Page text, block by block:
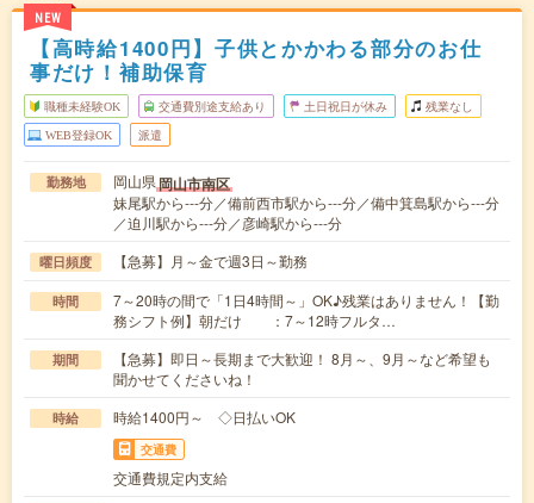
NEW
【高時給1400円】子供とかかわる部分のお仕
事だけ！補助保育
職種未経験OK 交通費別途支給あり 土日祝日が休み 残業なし
WEB登録OK 派遣
勤務地 岡山県岡山市南区
妹尾駅から---分／備前西市駅から---分／備中箕島駅から---分
／迫川駅から---分／彦崎駅から---分
曜日頻度 【急募】月～金で週3日～勤務
時間
7～20時の間で「1日4時間～」OK♪残業はありません！【勤
務シフト例】朝だけ ：7～12時フルタ…
期間
【急募】即日～長期まで大歓迎！ 8月～、9月～など希望も
聞かせてくださいね！
時給 時給1400円～ ◇日払いOK
交通費
交通費規定内支給